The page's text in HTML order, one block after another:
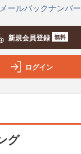
メールバックナンバー
新規会員登録 無料
ログイン
グ